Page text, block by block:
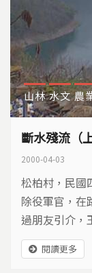
山林 水文 農
斷水殘流（上
2000-04-03
松柏村，民國
除役軍官，在
過朋友引介，
輔會給的二甲
株價錢如金的
閱讀更多